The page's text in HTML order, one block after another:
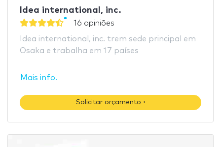
Idea international, inc.
16 opiniões
Idea international, inc. trem sede principal em
Osaka e trabalha em 17 países
Mais info.
Solicitar orçamento ›